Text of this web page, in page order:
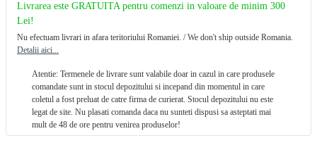
Livrarea este GRATUITA pentru comenzi in valoare de minim 300
Lei!
Nu efectuam livrari in afara teritoriului Romaniei. / We don't ship outside Romania.
Detalii aici...
Atentie: Termenele de livrare sunt valabile doar in cazul in care produsele
comandate sunt in stocul depozitului si incepand din momentul in care
coletul a fost preluat de catre firma de curierat. Stocul depozitului nu este
legat de site. Nu plasati comanda daca nu sunteti dispusi sa asteptati mai
mult de 48 de ore pentru venirea produselor!